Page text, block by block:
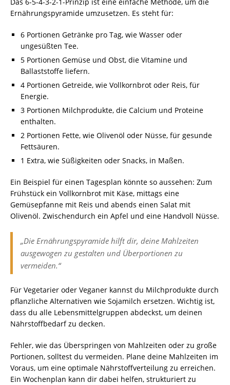
Ernährungspyramide umzusetzen. Es steht für:
6 Portionen Getränke pro Tag, wie Wasser oder
ungesüßten Tee.
5 Portionen Gemüse und Obst, die Vitamine und
Ballaststoffe liefern.
4 Portionen Getreide, wie Vollkornbrot oder Reis, für
Energie.
3 Portionen Milchprodukte, die Calcium und Proteine
enthalten.
2 Portionen Fette, wie Olivenöl oder Nüsse, für gesunde
Fettsäuren.
1 Extra, wie Süßigkeiten oder Snacks, in Maßen.
Ein Beispiel für einen Tagesplan könnte so aussehen: Zum
Frühstück ein Vollkornbrot mit Käse, mittags eine
Gemüsepfanne mit Reis und abends einen Salat mit
Olivenöl. Zwischendurch ein Apfel und eine Handvoll Nüsse.
„Die Ernährungspyramide hilft dir, deine Mahlzeiten
ausgewogen zu gestalten und Überportionen zu
vermeiden.“
Für Vegetarier oder Veganer kannst du Milchprodukte durch
pflanzliche Alternativen wie Sojamilch ersetzen. Wichtig ist,
dass du alle Lebensmittelgruppen abdeckst, um deinen
Nährstoffbedarf zu decken.
Fehler, wie das Überspringen von Mahlzeiten oder zu große
Portionen, solltest du vermeiden. Plane deine Mahlzeiten im
Voraus, um eine optimale Nährstoffverteilung zu erreichen.
Ein Wochenplan kann dir dabei helfen, strukturiert zu